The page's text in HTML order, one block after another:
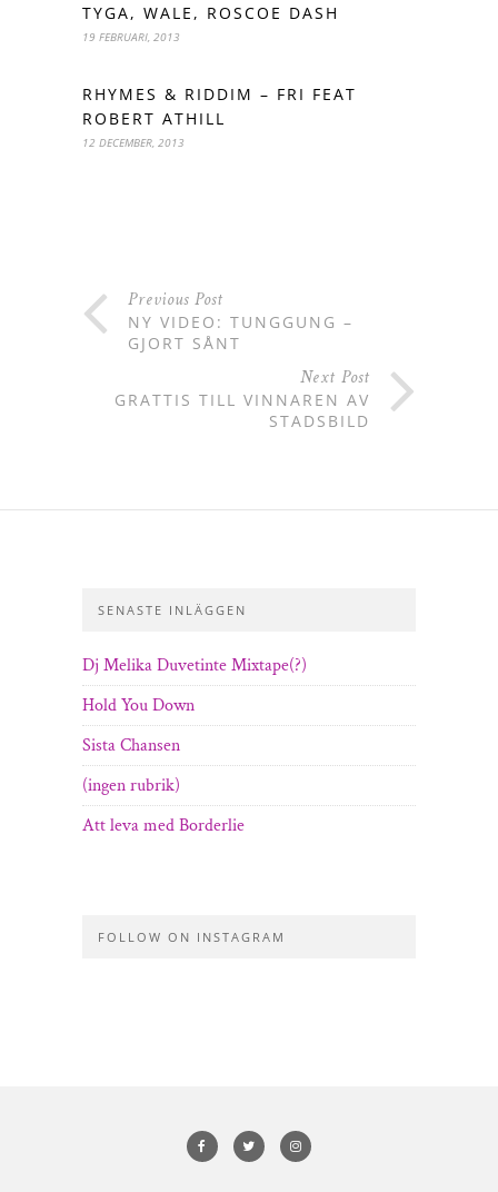
TYGA, WALE, ROSCOE DASH
19 FEBRUARI, 2013
RHYMES & RIDDIM – FRI FEAT
ROBERT ATHILL
12 DECEMBER, 2013
Previous Post
NY VIDEO: TUNGGUNG –
GJORT SÅNT
Next Post
GRATTIS TILL VINNAREN AV
STADSBILD
SENASTE INLÄGGEN
Dj Melika Duvetinte Mixtape(?)
Hold You Down
Sista Chansen
(ingen rubrik)
Att leva med Borderlie
FOLLOW ON INSTAGRAM